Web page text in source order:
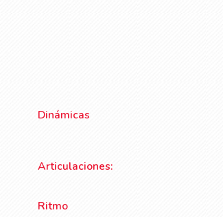
Dinámicas
Articulaciones:
Ritmo